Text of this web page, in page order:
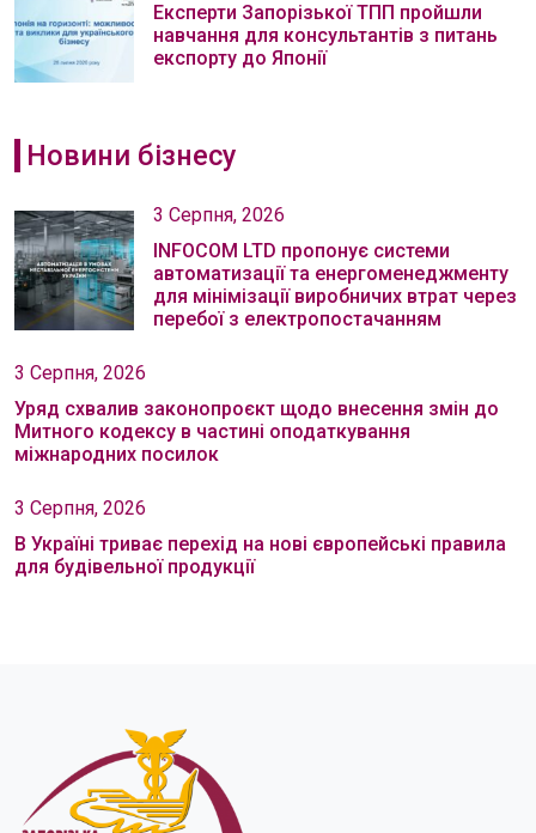
Експерти Запорізької ТПП пройшли
навчання для консультантів з питань
експорту до Японії
Новини бізнесу
3 Серпня, 2026
INFOCOM LTD пропонує системи
автоматизації та енергоменеджменту
для мінімізації виробничих втрат через
перебої з електропостачанням
3 Серпня, 2026
Уряд схвалив законопроєкт щодо внесення змін до
Митного кодексу в частині оподаткування
міжнародних посилок
3 Серпня, 2026
В Україні триває перехід на нові європейські правила
для будівельної продукції